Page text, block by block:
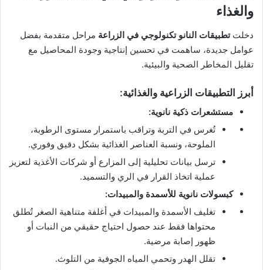
والغذاء
دخلتتطبيقات النانو تكنولوجي في الزراعة مراحل متقدمة بفضل
عوامل جديدة، ساهمت في تحسين إنتاجية وجودة المحاصيل مع
تقليل المخاطر الصحية والبيئية.
أبرز التطبيقات الزراعية والغذائية:
مستشعرات ذكية نانوية:
تُغرس في التربة وتراقب باستمرار مستوى الرطوبة،
الملوحة، ونسبة العناصر الغذائية بشكل دقيق وفوري.
ترسل بيانات تحليلية إلى المزارع أو شركات الأغذية لتعزيز
عملية اتخاذ القرار في الري والتسميد.
كبسولات نانوية للأسمدة والمبيدات:
تغليف الأسمدة والمبيدات في أغلفة متناهية الصغر تُطلق
محتواها فقط عند حصول احتياج حقيقي من النبات أو
ظهور إصابة مرضية.
تقلل الهدر وتحمي المياه الجوفية من التلوث.